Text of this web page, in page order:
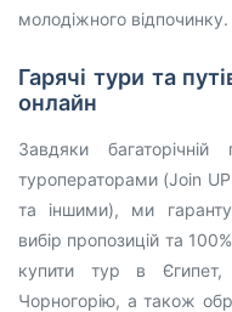
молодіжного відпочинку.
Гарячі тури та
онлайн
Завдяки
туроператорами (Join
та іншими), ми
вибір пропозицій та
купити тур в Єгипет,
Чорногорію, а також